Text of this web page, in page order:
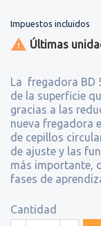
Impuestos incluidos
 Últimas
La fregadora BD
de la superficie
gracias a las
nueva fregadora
de cepillos
de ajuste y las
más importante,
fases de
Cantidad